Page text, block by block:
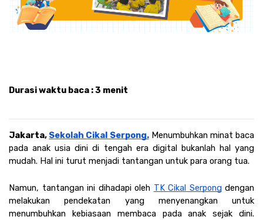
Durasi waktu baca : 3 menit
Jakarta, Sekolah Cikal Serpong. Menumbuhkan minat baca
pada anak usia dini di tengah era digital bukanlah hal yang
mudah. Hal ini turut menjadi tantangan untuk para orang tua.
Namun, tantangan ini dihadapi oleh TK Cikal Serpong dengan
melakukan pendekatan yang menyenangkan untuk
menumbuhkan kebiasaan membaca pada anak sejak dini.